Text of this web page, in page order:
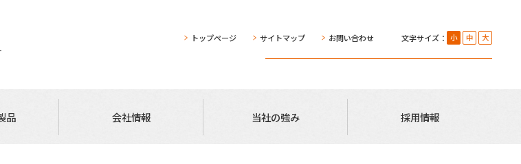
トップページ サイトマップ お問い合わせ 文字サイズ： 小 中 大
品 会社情報 当社の強み 採用情報